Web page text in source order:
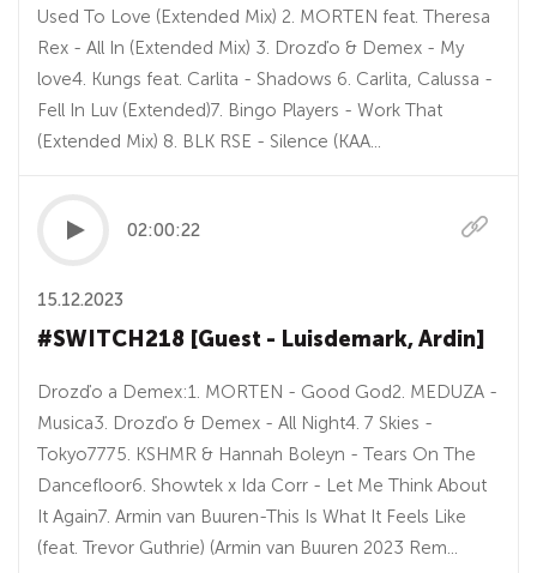
Used To Love (Extended Mix) 2. MORTEN feat. Theresa
Rex - All In (Extended Mix) 3. Drozďo & Demex - My
love4. Kungs feat. Carlita - Shadows 6. Carlita, Calussa -
Fell In Luv (Extended)7. Bingo Players - Work That
(Extended Mix) 8. BLK RSE - Silence (KAA...
02:00:22
15.12.2023
#SWITCH218 [Guest - Luisdemark, Ardin]
Drozďo a Demex:1. MORTEN - Good God2. MEDUZA -
Musica3. Drozďo & Demex - All Night4. 7 Skies -
Tokyo7775. KSHMR & Hannah Boleyn - Tears On The
Dancefloor6. Showtek x Ida Corr - Let Me Think About
It Again7. Armin van Buuren-This Is What It Feels Like
(feat. Trevor Guthrie) (Armin van Buuren 2023 Rem...